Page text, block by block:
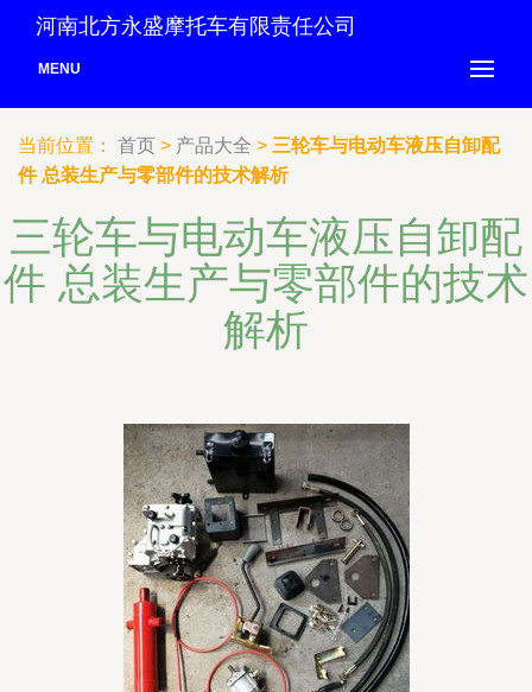
河南北方永盛摩托车有限责任公司
MENU
当前位置： 首页 > 产品大全 > 三轮车与电动车液压自卸配
件 总装生产与零部件的技术解析
三轮车与电动车液压自卸配
件 总装生产与零部件的技术
解析